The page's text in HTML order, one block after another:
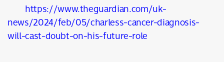
https://www.theguardian.com/uk-
news/2024/feb/05/charless-cancer-diagnosis-
will-cast-doubt-on-his-future-role